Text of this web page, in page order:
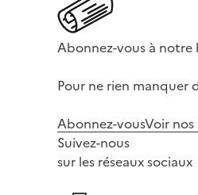
Abonnez-vous à
Pour ne rien manquer
Abonnez-vousVoir
Suivez-nous
sur les réseaux sociaux